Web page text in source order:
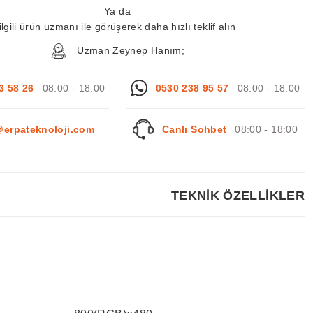
Ya da
ilgili ürün uzmanı ile görüşerek daha hızlı teklif alın
Uzman Zeynep Hanım;
58 26 08:00 - 18:00 0530 238 95 57 08:00 - 18:00
Canlı Sohbet 08:00 - 18:00
TEKNİK ÖZELLİKLER